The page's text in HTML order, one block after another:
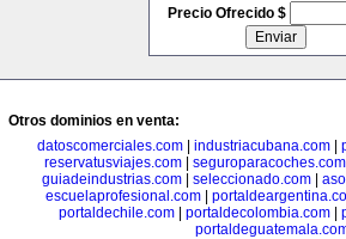
Precio Ofrecido $
Otros dominios en venta:
datoscomerciales.com| industriacubana.com|
reservatusviajes.com| seguroparacoches.com
guiadeindustrias.com
seleccionado.com
escuelaprofesional.com
portaldechile.com
portaldecolombia.com